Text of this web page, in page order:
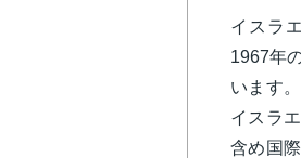
イスラ
1967年
います
イスラ
含め国